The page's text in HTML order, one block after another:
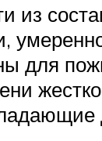
из
для